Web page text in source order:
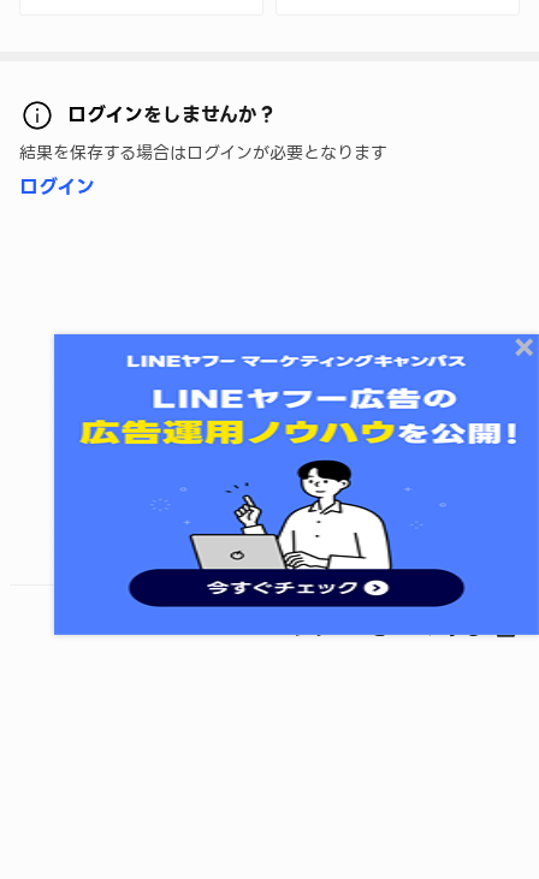
ログインをしませんか？
結果を保存する場合はログインが必要となります
ログイン
終了する 次のレッスンに進む
レッスンをシェアする